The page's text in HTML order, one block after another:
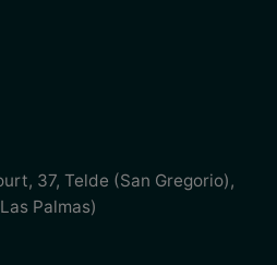
37, Telde (San Gregorio) ,
Palmas)